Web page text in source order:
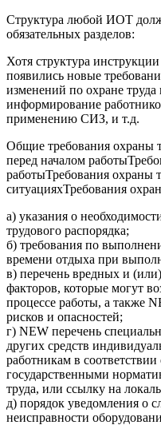
Структура любой ИОТ
обязательных разделов:
Хотя структура
появились новые
изменений по охране труда
информирование
применению СИЗ, и т.д.
Общие требования охраны
перед началом
работыТребования охраны
ситуацияхТребования
а) указания о
трудового распорядка;
б) требования по
времени отдыха при
в) перечень вредных и
факторов, которые могут
процессе работы, а также
рисков и опасностей;
г) NEW перечень
других средств
работникам в
государственными
труда, или ссылку на
д) порядок уведомления о
неисправности